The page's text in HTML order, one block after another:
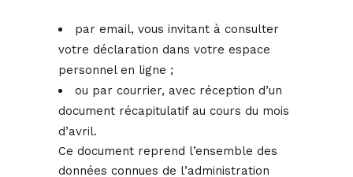
par email, vous invitant à consulter
votre déclaration dans votre espace
personnel en ligne ;
ou par courrier, avec réception d’un
document récapitulatif au cours du mois
d’avril.
Ce document reprend l’ensemble des
données connues de l’administration